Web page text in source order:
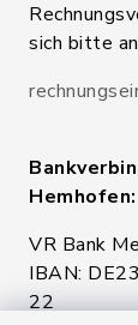
sich bitte an
Hemhofen:
VR Bank
IBAN:
22